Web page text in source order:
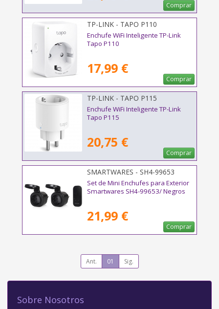
Comprar
TP-LINK - TAPO P110
Enchufe WiFi Inteligente TP-Link
Tapo P110
17,99 €
Comprar
TP-LINK - TAPO P115
Enchufe WiFi Inteligente TP-Link
Tapo P115
20,75 €
Comprar
SMARTWARES - SH4-99653
Set de Mini Enchufes para Exterior
Smartwares SH4-99653/ Negros
21,99 €
Comprar
Ant. 01 Sig.
Sobre Nosotros